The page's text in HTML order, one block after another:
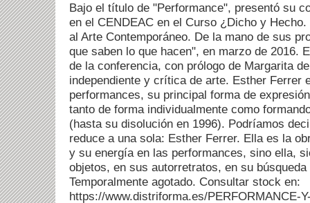
Bajo el título de "Performance", presentó su
en el CENDEAC en el Curso ¿Dicho y
al Arte Contemporáneo. De la mano de sus
que saben lo que hacen", en marzo de 2016.
de la conferencia, con prólogo de Margarita
independiente y crítica de arte. Esther Ferrer
performances, su principal forma de
tanto de forma individualmente como
(hasta su disolución en 1996). Podríamos
reduce a una sola: Esther Ferrer. Ella es la
y su energía en las performances, sino ella,
objetos, en sus autorretratos, en su
Temporalmente agotado. Consultar stock en:
https://www.distriforma.es/PERFORMANCE-